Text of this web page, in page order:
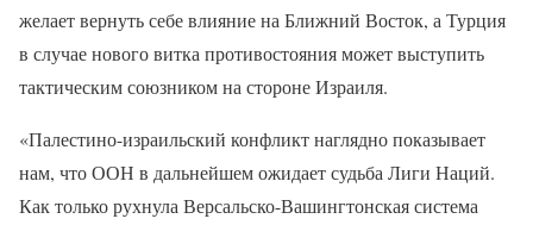
желает вернуть себе влияние на Ближний Восток, а Турция
в случае нового витка противостояния может выступить
тактическим союзником на стороне Израиля.
«Палестино-израильский конфликт наглядно показывает
нам, что ООН в дальнейшем ожидает судьба Лиги Наций.
Как только рухнула Версальско-Вашингтонская система